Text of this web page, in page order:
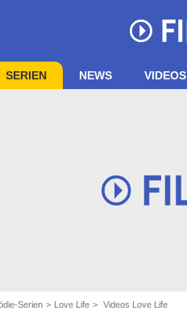
SERIEN NEWS VIDEOS
Serien Love Life Videos Love Life